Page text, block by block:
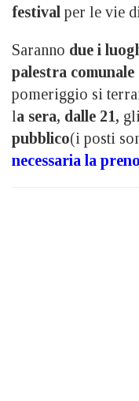
festival per le vie
Saranno due i
palestra
pomeriggio si
la sera, dalle 21, gli
pubblico(i posti
necessaria la